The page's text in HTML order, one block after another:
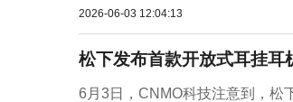
2026-06-03 12:04:13
松下发布首款开放式耳挂
6月3日，CNMO科技注意到，松